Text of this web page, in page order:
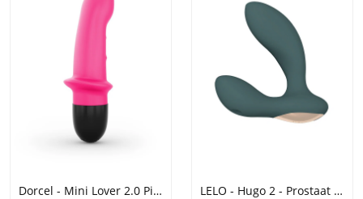
Dorcel - Mini Lover 2.0 Pink 6072240 LELO - Hugo 2 - Prostaat Massager (met App-bediening) - Groen